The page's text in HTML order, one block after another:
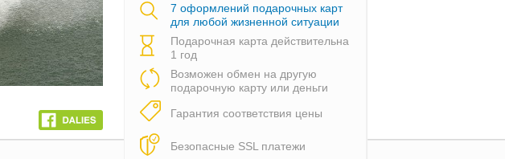
7 оформлений подарочных карт
для любой жизненной ситуации
Подарочная карта действительна
1 год
Возможен обмен на другую
подарочную карту или деньги
Гарантия соответствия цены
Безопасные SSL платежи